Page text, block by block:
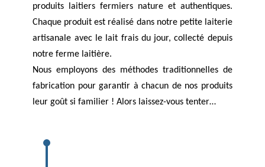
produits laitiers fermiers nature et authentiques.
Chaque produit est réalisé dans notre petite laiterie
artisanale avec le lait frais du jour, collecté depuis
notre ferme laitière.
Nous employons des méthodes traditionnelles de
fabrication pour garantir à chacun de nos produits
leur goût si familier ! Alors laissez-vous tenter…